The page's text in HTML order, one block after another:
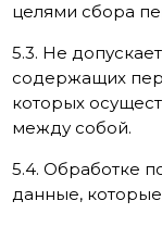
целями сбора
5.3. Не
содержащих
которых
между собой.
5.4. Обработке
данные,